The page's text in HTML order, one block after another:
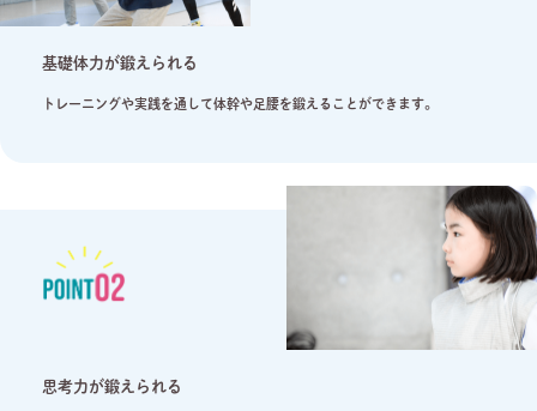
基礎体力が鍛えられる
トレーニングや実践を通して体幹や足腰を鍛えることができます。
思考力が鍛えられる